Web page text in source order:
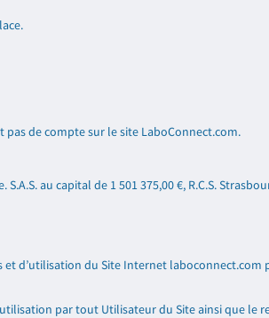
de compte sur le site LaboConnect.com.
. S.A.S. au capital de 1 501 375,00 €, R.C.S.
d’utilisation du Site Internet laboconnect.com
par tout Utilisateur du Site ainsi que le